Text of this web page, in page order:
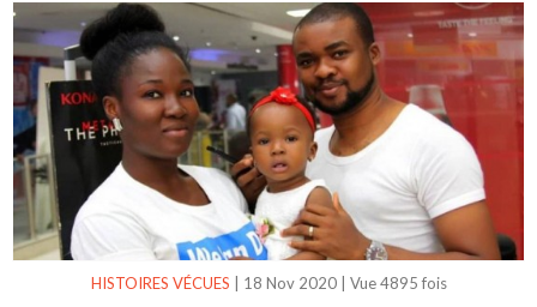
HISTOIRES VÉCUES 18 Nov 2020| Vue 4895 fois